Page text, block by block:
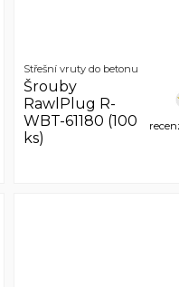
Střešní vruty do betonu
Šrouby
RawlPlug R-
WBT-61180 (100
ks)